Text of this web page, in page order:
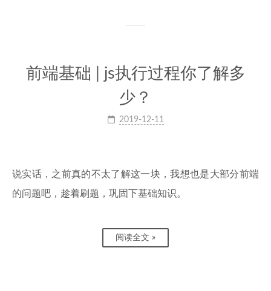
前端基础 | js执行过程你了解多
少？
2019-12-11
说实话，之前真的不太了解这一块，我想也是大部分前端
的问题吧，趁着刷题，巩固下基础知识。
阅读全文 »